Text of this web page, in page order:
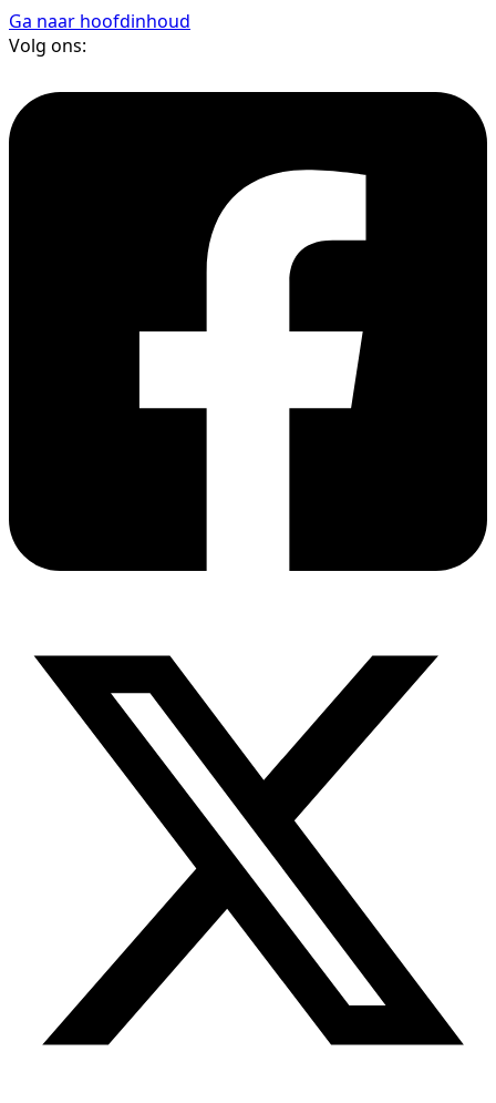
Ga naar hoofdinhoud
Volg ons: